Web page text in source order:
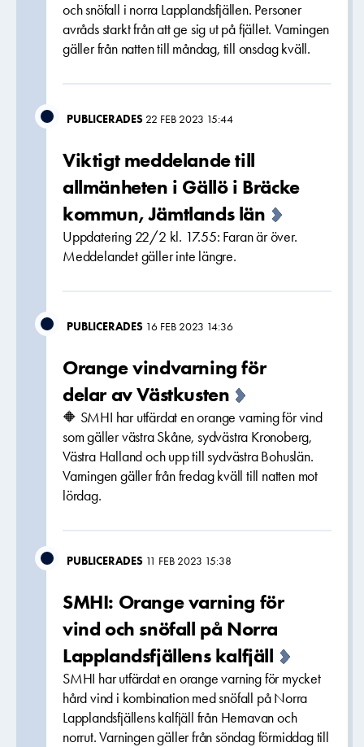
och snöfall i norra Lapplandsfjällen. Personer
avråds starkt från att ge sig ut på fjället. Varningen
gäller från natten till måndag, till onsdag kväll.
PUBLICERADES 22 FEB 2023 15:44
Viktigt meddelande till
allmänheten i Gällö i Bräcke
kommun, Jämtlands län
Uppdatering 22/2 kl. 17.55: Faran är över.
Meddelandet gäller inte längre.
PUBLICERADES 16 FEB 2023 14:36
Orange vindvarning för
delar av Västkusten
🔶 SMHI har utfärdat en orange varning för vind
som gäller västra Skåne, sydvästra Kronoberg,
Västra Halland och upp till sydvästra Bohuslän.
Varningen gäller från fredag kväll till natten mot
lördag.
PUBLICERADES 11 FEB 2023 15:38
SMHI: Orange varning för
vind och snöfall på Norra
Lapplandsfjällens kalfjäll
SMHI har utfärdat en orange varning för mycket
hård vind i kombination med snöfall på Norra
Lapplandsfjällens kalfjäll från Hemavan och
norrut. Varningen gäller från söndag förmiddag till